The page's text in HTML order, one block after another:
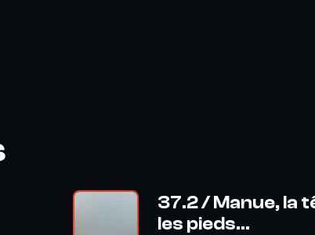
37.2 / Manue, la
les pieds...